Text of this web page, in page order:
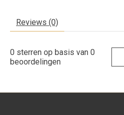
Reviews (0)
0 sterren op basis van 0
beoordelingen